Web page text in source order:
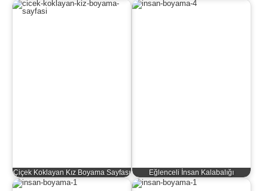
Çiçek Koklayan Kız Boyama Sayfası Eğlenceli İnsan Kalabalığı